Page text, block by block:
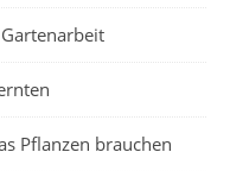
Pflanzen brauchen